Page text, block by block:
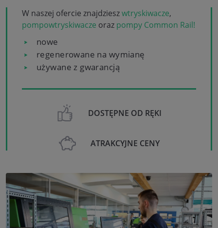
W naszej ofercie znajdzieszwtryskiwacze,
pompowtryskiwacze oraz pompy Common Rail!
nowe
regenerowane na wymianę
używane z gwarancją
DOSTĘPNE OD RĘKI
ATRAKCYJNE CENY